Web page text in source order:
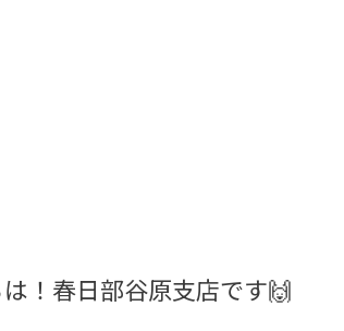
！春日部谷原支店です🙌